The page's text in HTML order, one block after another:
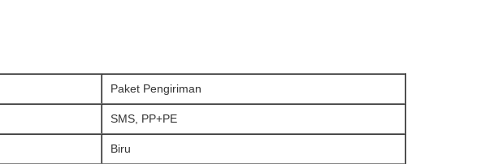
Paket Pengiriman
SMS, PP+PE
Biru